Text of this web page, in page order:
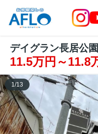
デイグラン長居公園
11.5万円～11.8
1/13